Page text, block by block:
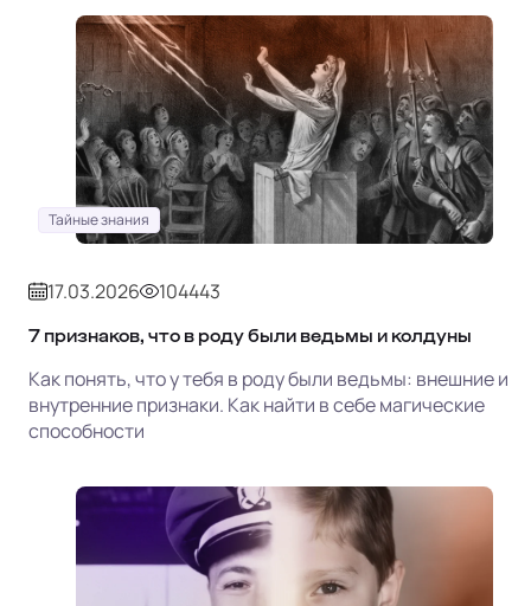
Тайные знания
17.03.2026 104443
7 признаков, что в роду были ведьмы и колдуны
Как понять, что у тебя в роду были ведьмы: внешние и
внутренние признаки. Как найти в себе магические
способности